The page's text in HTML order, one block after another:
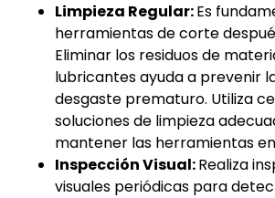
Limpieza Regular:Es
herramientas de corte
Eliminar los residuos de
lubricantes ayuda a prevenir
desgaste prematuro. Utiliza
soluciones de limpieza
mantener las herramientas
Inspección Visual:Realiza
visuales periódicas para